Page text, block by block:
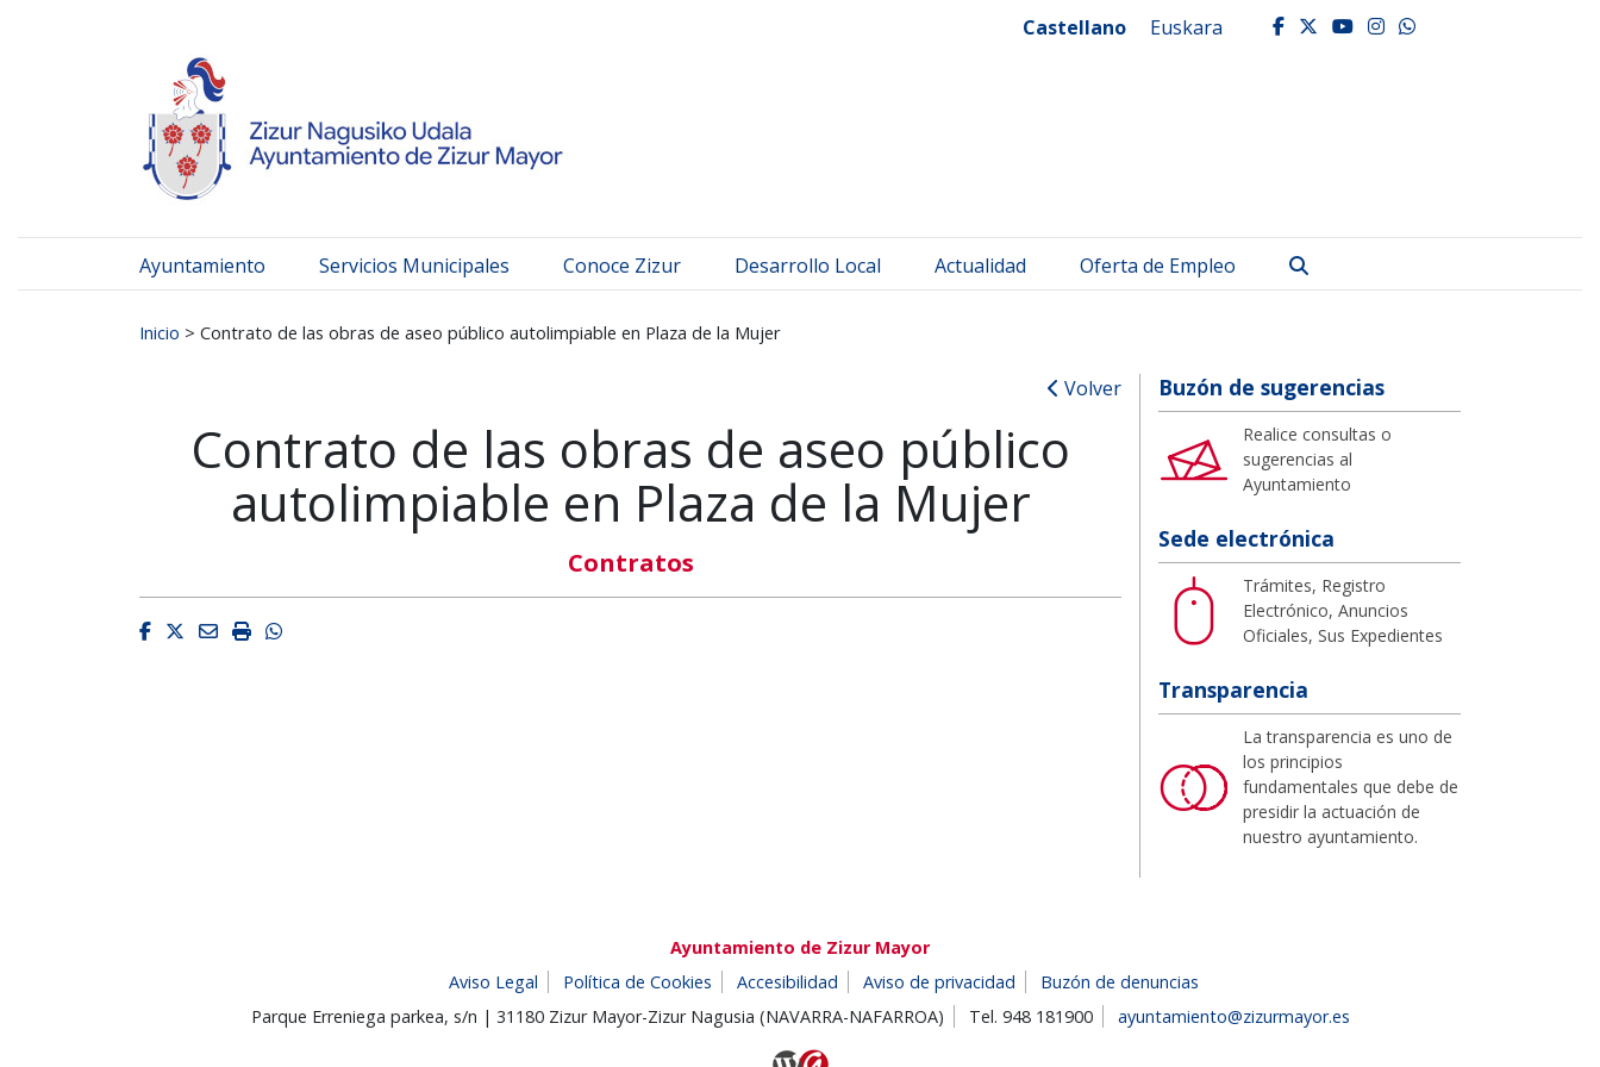
Castellano Euskara facebook
twitter
youtube
instagram
whatsapp
Ayuntamiento Servicios Municipales Conoce Zizur Desarrollo Local Actualidad Oferta de Empleo
Inicio > Contrato de las obras de aseo público autolimpiable en Plaza de la Mujer
Volver
Contrato de las obras de aseo público
autolimpiable en Plaza de la Mujer
Contratos
Facebook
Twitter
EmailImprimirWhatsapp
Buzón de sugerencias
Realice consultas o
sugerencias al
Ayuntamiento
Sede electrónica
Trámites, Registro
Electrónico, Anuncios
Oficiales, Sus Expedientes
Transparencia
La transparencia es uno de
los principios
fundamentales que debe de
presidir la actuación de
nuestro ayuntamiento.
Ayuntamiento de Zizur Mayor
Aviso Legal
Política de Cookies Accesibilidad Aviso de privacidad
Buzón de denuncias
Parque Erreniega parkea, s/n | 31180 Zizur Mayor-Zizur Nagusia (NAVARRA-NAFARROA)
Tel. 948 181900 ayuntamiento@zizurmayor.es